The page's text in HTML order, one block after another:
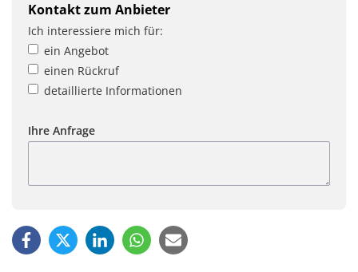
Kontakt zum Anbieter
Ich interessiere mich für:
ein Angebot
einen Rückruf
detaillierte Informationen
Ihre Anfrage